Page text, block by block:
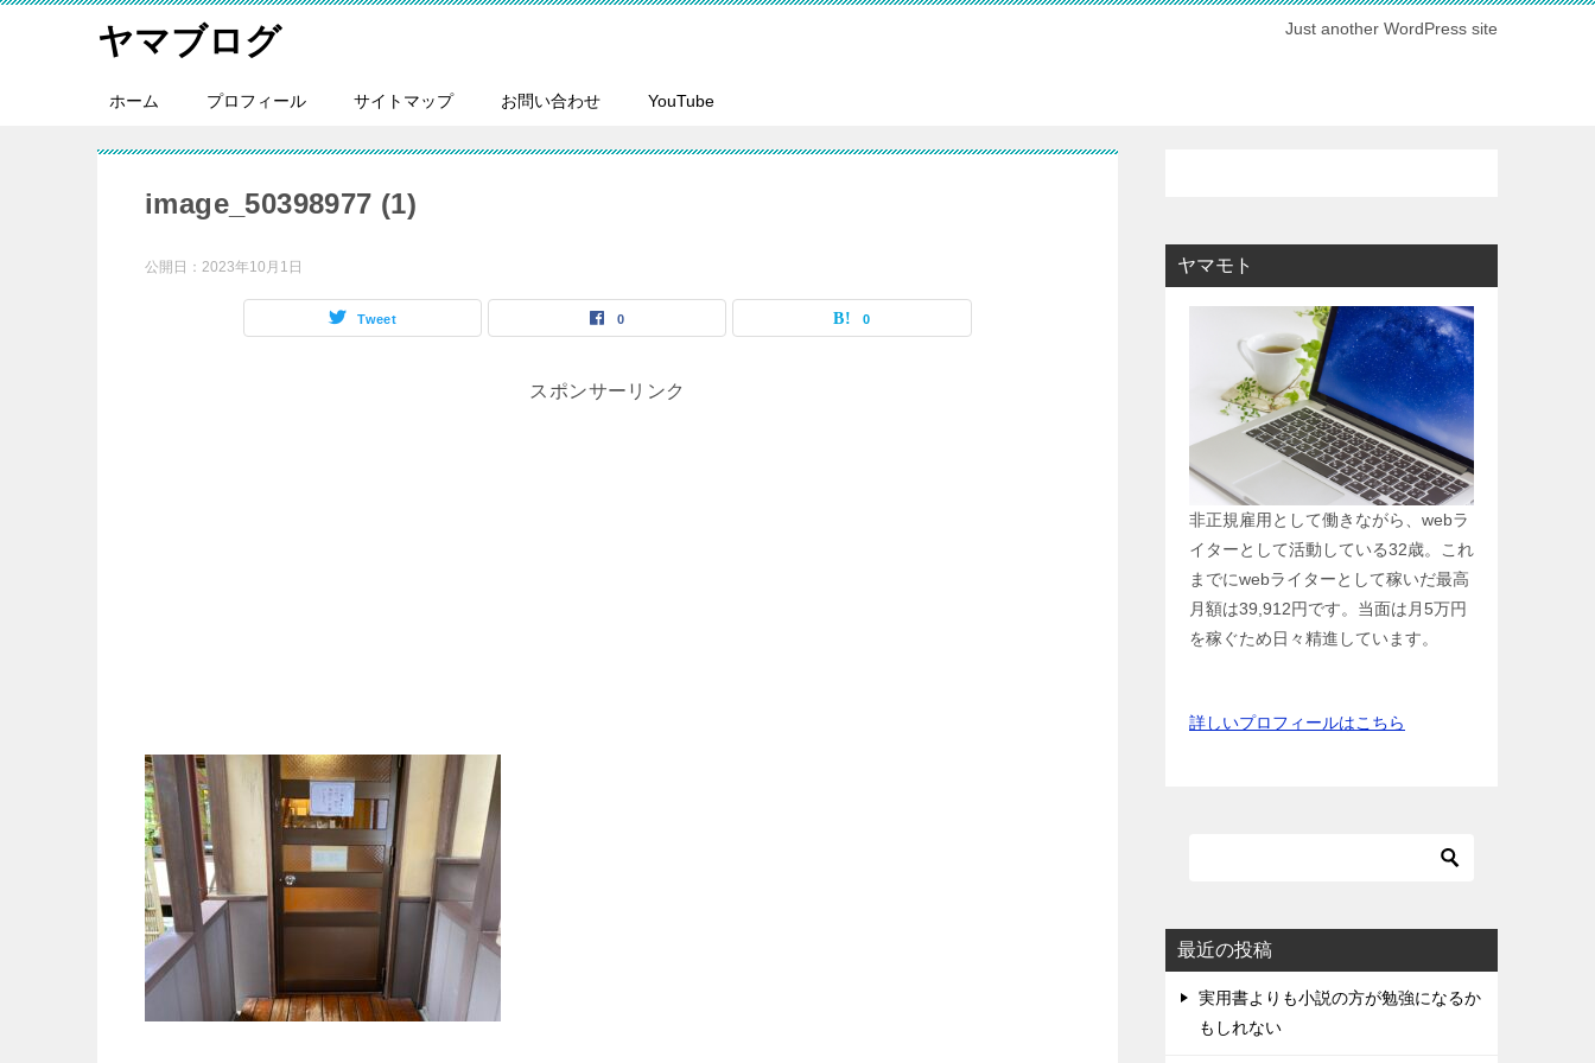
ヤマブログ Just another WordPress site
ホーム プロフィール サイトマップ お問い合わせ YouTube
image_50398977 (1)
公開日： 2023年10月1日
Tweet 0 0
スポンサーリンク
ヤマモト
非正規雇用として働きながら、webラ
イターとして活動している32歳。これ
までにwebライターとして稼いだ最高
月額は39,912円です。当面は月5万円
を稼ぐため日々精進しています。
詳しいプロフィールはこちら
最近の投稿
実用書よりも小説の方が勉強になるか
もしれない